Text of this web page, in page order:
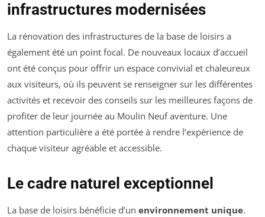
infrastructures modernisées
La rénovation des infrastructures de la base de loisirs a
également été un point focal. De nouveaux locaux d’accueil
ont été conçus pour offrir un espace convivial et chaleureux
aux visiteurs, où ils peuvent se renseigner sur les différentes
activités et recevoir des conseils sur les meilleures façons de
profiter de leur journée au Moulin Neuf aventure. Une
attention particulière a été portée à rendre l’expérience de
chaque visiteur agréable et accessible.
Le cadre naturel exceptionnel
La base de loisirs bénéficie d’un environnement unique.